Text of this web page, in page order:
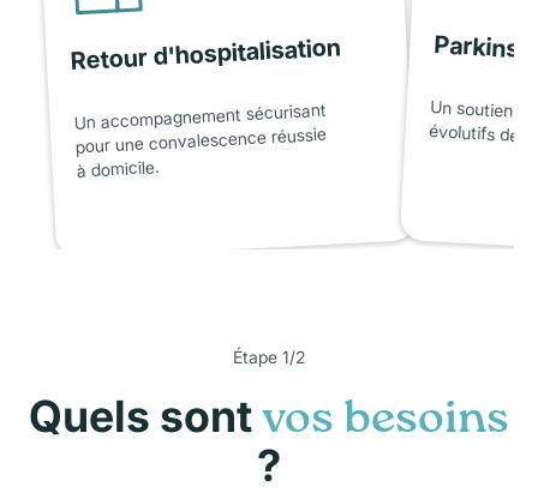
Retour d'hospitalisation
Un accompagnement sécurisant
pour une convalescence réussie
à domicile.
Un soutien
évolutifs de
Étape 1/2
Quels sont vos besoins
?